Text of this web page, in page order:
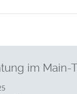
im Main-